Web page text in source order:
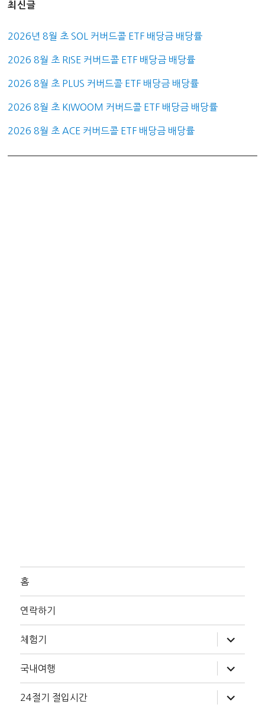
최신글
2026년 8월 초 SOL 커버드콜 ETF 배당금 배당률
2026 8월 초 RISE 커버드콜 ETF 배당금 배당률
2026 8월 초 PLUS 커버드콜 ETF 배당금 배당률
2026 8월 초 KIWOOM 커버드콜 ETF 배당금 배당률
2026 8월 초 ACE 커버드콜 ETF 배당금 배당률
홈
연락하기
체험기
위
메
확
장
국내여행
위
메
확
24절기 절입시간
위